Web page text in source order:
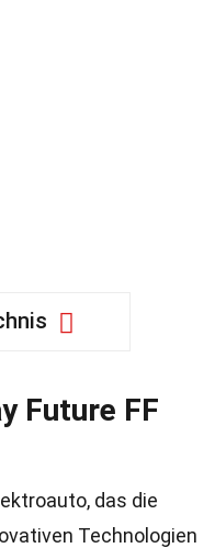
Future FF
das die
Technologien